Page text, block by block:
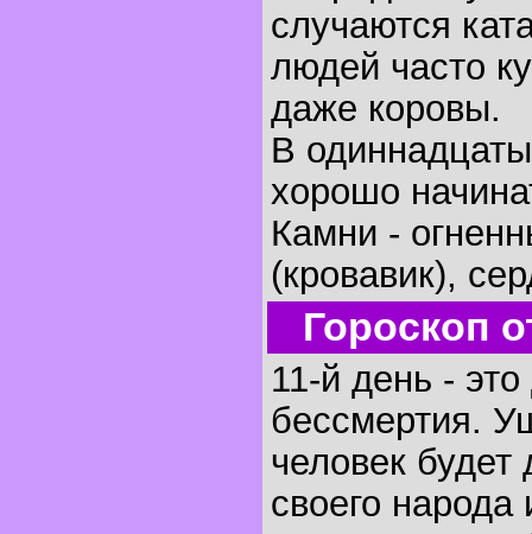
случаются
людей часто
даже коровы.
В
хорошо
Камни -
(кровавик),
Гороскоп
11-й день -
бессмертия.
человек будет
своего народа